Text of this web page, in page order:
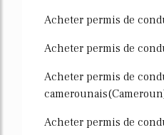
Acheter permis de
Acheter permis de
Acheter permis de
Acheter permis de